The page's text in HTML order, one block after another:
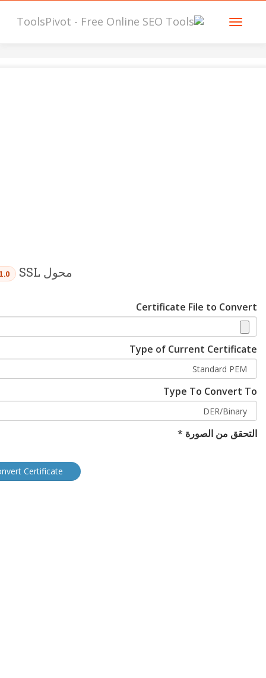
محول SSL
Certificate File to Convert
Type of Current Certificate
Type To Convert To
التحقق من الصورة *
Certificate